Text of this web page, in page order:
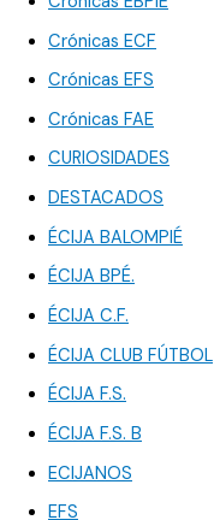
Crónicas ECF
Crónicas EFS
Crónicas FAE
CURIOSIDADES
DESTACADOS
ÉCIJA BALOMPIÉ
ÉCIJA BPÉ.
ÉCIJA C.F.
ÉCIJA CLUB FÚTBOL
ÉCIJA F.S.
ÉCIJA F.S. B
ECIJANOS
EFS